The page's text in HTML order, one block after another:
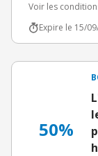
Voir les
Expire le 15/
50%